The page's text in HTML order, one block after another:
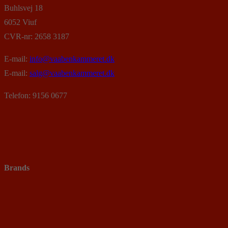
Buhlsvej 18
6052 Viuf
CVR-nr: 2658 3187
E-mail: info@vaabenkammeret.dk
E-mail: salg@vaabenkammeret.dk
Telefon: 9156 0677
Brands